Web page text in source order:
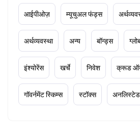
आईपीओज़ म्यूचुअल फंड्स
अर्थव्यवस्था अन्य बॉन्ड्स
इंश्योरेंस खर्चे निवेश क्रूड
गॉवर्नमेंट स्किम्स स्टॉक्स अनलिस्टेड